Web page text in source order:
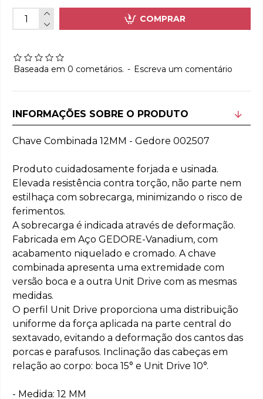
Baseada em 0 cometários. - Escreva um comentário
COMPRAR
INFORMAÇÕES SOBRE O PRODUTO
Chave Combinada 12MM - Gedore 002507
Produto cuidadosamente forjada e usinada.
Elevada resistência contra torção, não parte nem
estilhaça com sobrecarga, minimizando o risco de
ferimentos.
A sobrecarga é indicada através de deformação.
Fabricada em Aço GEDORE-Vanadium, com
acabamento niquelado e cromado. A chave
combinada apresenta uma extremidade com
versão boca e a outra Unit Drive com as mesmas
medidas.
O perfil Unit Drive proporciona uma distribuição
uniforme da força aplicada na parte central do
sextavado, evitando a deformação dos cantos das
porcas e parafusos. Inclinação das cabeças em
relação ao corpo: boca 15° e Unit Drive 10°.
- Medida: 12 MM